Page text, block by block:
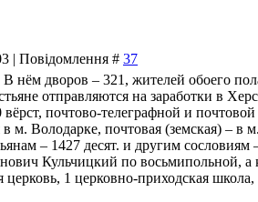
| Повідомлення # 37
В нём дворов – 321, жителей обоего
отправляются на заработки в
почтово-телеграфной и
в м. Володарке, почтовая (земская) –
– 1427 десят. и другим
Кульчицкий по восьмипольной, а
церковь, 1 церковно-приходская